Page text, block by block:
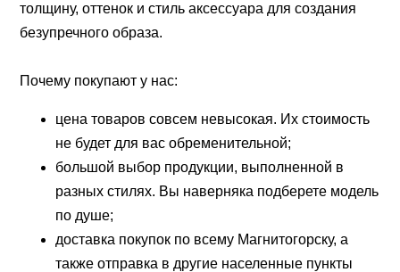
толщину, оттенок и стиль аксессуара для создания
безупречного образа.
Почему покупают у нас:
цена товаров совсем невысокая. Их стоимость
не будет для вас обременительной;
большой выбор продукции, выполненной в
разных стилях. Вы наверняка подберете модель
по душе;
доставка покупок по всему Магнитогорску, а
также отправка в другие населенные пункты